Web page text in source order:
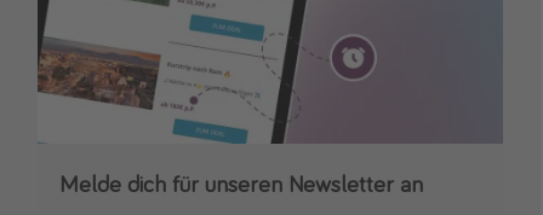
Melde dich für unseren Newsletter an
Downloade unsere App